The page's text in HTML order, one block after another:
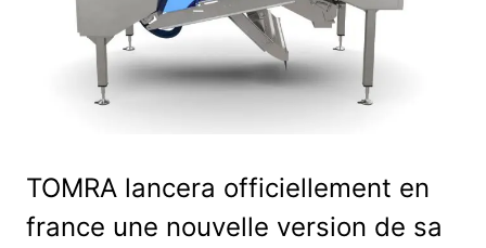
TOMRA lancera officiellement en
france une nouvelle version de sa